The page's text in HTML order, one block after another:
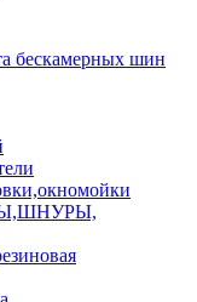
бескамерных шин